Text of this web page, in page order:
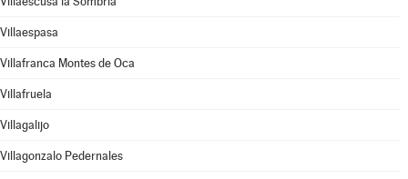
Villaespasa
Villafranca Montes de Oca
Villafruela
Villagalijo
Villagonzalo Pedernales